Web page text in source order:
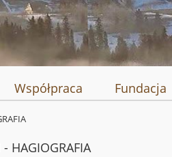
Współpraca Fundacja
HAGIOGRAFIA